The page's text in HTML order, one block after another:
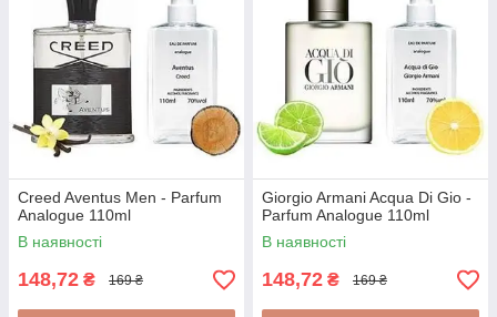
Creed Aventus Men - Parfum
Analogue 110ml
В наявності
148,72 ₴ 169 ₴
Giorgio Armani Acqua Di Gio -
Parfum Analogue 110ml
В наявності
148,72 ₴ 169 ₴